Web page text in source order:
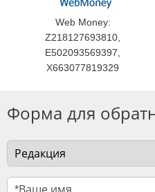
Web Money:
Z218127693810,
E502093569397,
X663077819329
Форма для